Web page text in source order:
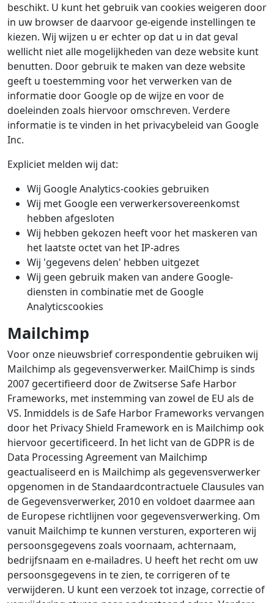
beschikt. U kunt het gebruik van cookies weigeren door
in uw browser de daarvoor ge-eigende instellingen te
kiezen. Wij wijzen u er echter op dat u in dat geval
wellicht niet alle mogelijkheden van deze website kunt
benutten. Door gebruik te maken van deze website
geeft u toestemming voor het verwerken van de
informatie door Google op de wijze en voor de
doeleinden zoals hiervoor omschreven. Verdere
informatie is te vinden in het privacybeleid van Google
Inc.
Expliciet melden wij dat:
Wij Google Analytics-cookies gebruiken
Wij met Google een verwerkersovereenkomst
hebben afgesloten
Wij hebben gekozen heeft voor het maskeren van
het laatste octet van het IP-adres
Wij 'gegevens delen' hebben uitgezet
Wij geen gebruik maken van andere Google-
diensten in combinatie met de Google
Analyticscookies
Mailchimp
Voor onze nieuwsbrief correspondentie gebruiken wij
Mailchimp als gegevensverwerker. MailChimp is sinds
2007 gecertifieerd door de Zwitserse Safe Harbor
Frameworks, met instemming van zowel de EU als de
VS. Inmiddels is de Safe Harbor Frameworks vervangen
door het Privacy Shield Framework en is Mailchimp ook
hiervoor gecertificeerd. In het licht van de GDPR is de
Data Processing Agreement van Mailchimp
geactualiseerd en is Mailchimp als gegevensverwerker
opgenomen in de Standaardcontractuele Clausules van
de Gegevensverwerker, 2010 en voldoet daarmee aan
de Europese richtlijnen voor gegevensverwerking. Om
vanuit Mailchimp te kunnen versturen, exporteren wij
persoonsgegevens zoals voornaam, achternaam,
bedrijfsnaam en e-mailadres. U heeft het recht om uw
persoonsgegevens in te zien, te corrigeren of te
verwijderen. U kunt een verzoek tot inzage, correctie of